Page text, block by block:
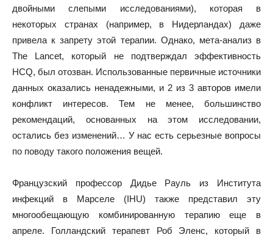
двойными слепыми исследованиями), которая в
некоторых странах (например, в Нидерландах) даже
привела к запрету этой терапии. Однако, мета-анализ в
The Lancet, который не подтверждал эффективность
HCQ, был отозван. Использованные первичные источники
данных оказались ненадежными, и 2 из 3 авторов имели
конфликт интересов. Тем не менее, большинство
рекомендаций, основанных на этом исследовании,
остались без изменений… У нас есть серьезные вопросы
по поводу такого положения вещей.
Французский профессор Дидье Рауль из Института
инфекций в Марселе (IHU) также представил эту
многообещающую комбинированную терапию еще в
апреле. Голландский терапевт Роб Эленс, который в